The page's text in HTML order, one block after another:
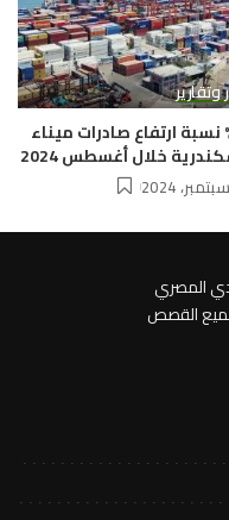
وتقارير
% نسبة ارتفاع صادرات ميناء
خلال أغسطس 2024
المصري
القصص